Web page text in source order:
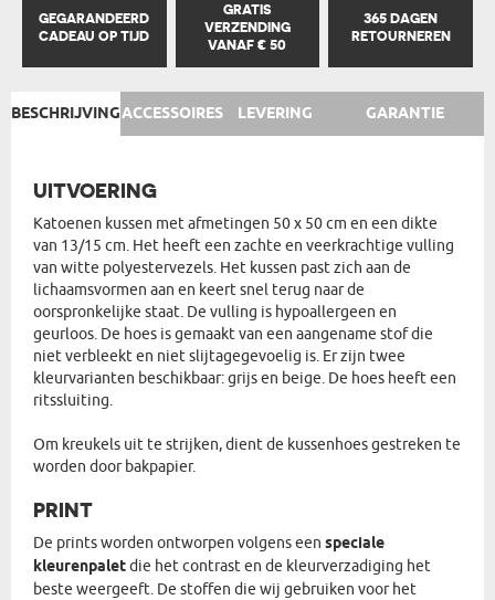
GEGARANDEERD
CADEAU OP TIJD
GRATIS
VERZENDING
VANAF € 50
365 DAGEN
RETOURNEREN
BESCHRIJVINGACCESSOIRES LEVERING GARANTIE
UITVOERING
Katoenen kussen met afmetingen 50 x 50 cm en een dikte
van 13/15 cm. Het heeft een zachte en veerkrachtige vulling
van witte polyestervezels. Het kussen past zich aan de
lichaamsvormen aan en keert snel terug naar de
oorspronkelijke staat. De vulling is hypoallergeen en
geurloos. De hoes is gemaakt van een aangename stof die
niet verbleekt en niet slijtagegevoelig is. Er zijn twee
kleurvarianten beschikbaar: grijs en beige. De hoes heeft een
ritssluiting.
Om kreukels uit te strijken, dient de kussenhoes gestreken te
worden door bakpapier.
PRINT
De prints worden ontworpen volgens een speciale
kleurenpaletdie het contrast en de kleurverzadiging het
beste weergeeft. De stoffen die wij gebruiken voor het